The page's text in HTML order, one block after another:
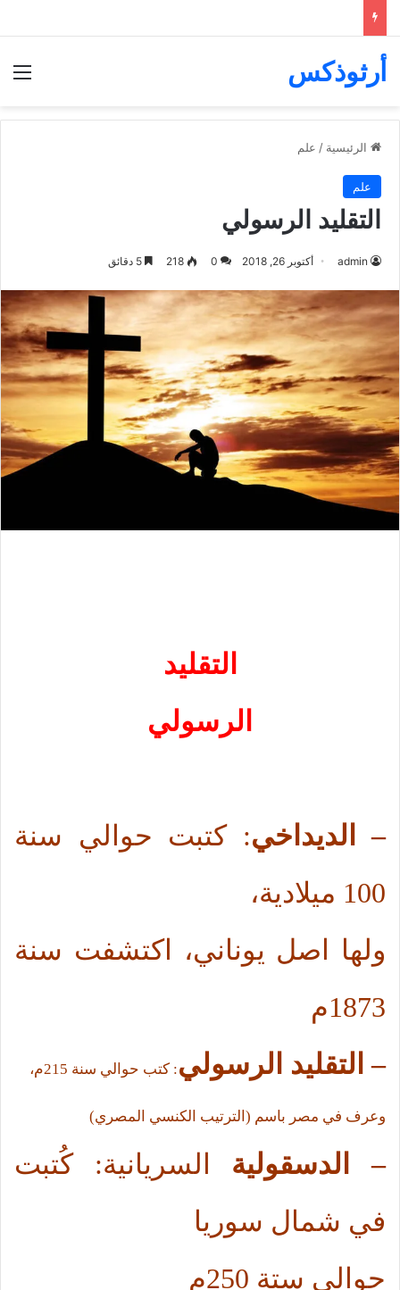
أرثوذكس
الرئيسية / علم
علم
التقليد الرسولي
admin أكتوبر 26, 2018 0
218
التقليد
الرسولي
– الديداخي: كتبت حوالي سنة
100 ميلادية،
ولها اصل يوناني، اكتشفت سنة
1873م
– التقليد الرسولي: كتب حوالي سنة 215م،
وعرف في مصر باسم (الترتيب الكنسي المصري)
– الدسقولية السريانية: كُتبت
في شمال سوريا
حوالي ستة 250م